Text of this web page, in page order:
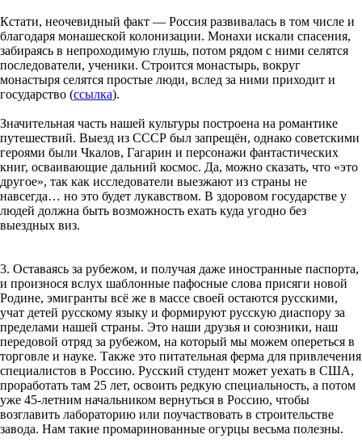
Кстати, неочевидный факт — Россия развивалась в том числе и
благодаря монашеской колонизации. Монахи искали спасения,
забираясь в непроходимую глушь, потом рядом с ними селятся
последователи, ученики. Строится монастырь, вокруг
монастыря селятся простые люди, вслед за ними приходит и
государство (ссылка).
Значительная часть нашей культуры построена на романтике
путешествий. Выезд из СССР был запрещён, однако советскими
героями были Чкалов, Гагарин и персонажи фантастических
книг, осваивающие дальний космос. Да, можно сказать, что «это
другое», так как исследователи выезжают из страны не
навсегда… но это будет лукавством. В здоровом государстве у
людей должна быть возможность ехать куда угодно без
выездных виз.
3. Оставаясь за рубежом, и получая даже иностранные паспорта,
и произнося вслух шаблонные пафосные слова присяги новой
Родине, эмигранты всё же в массе своей остаются русскими,
учат детей русскому языку и формируют русскую диаспору за
пределами нашей страны. Это наши друзья и союзники, наш
передовой отряд за рубежом, на который мы можем опереться в
торговле и науке. Также это питательная ферма для привлечения
специалистов в Россию. Русский студент может уехать в США,
проработать там 25 лет, освоить редкую специальность, а потом
уже 45-летним начальником вернуться в Россию, чтобы
возглавить лабораторию или поучаствовать в строительстве
завода. Нам такие промаринованные огурцы весьма полезны.